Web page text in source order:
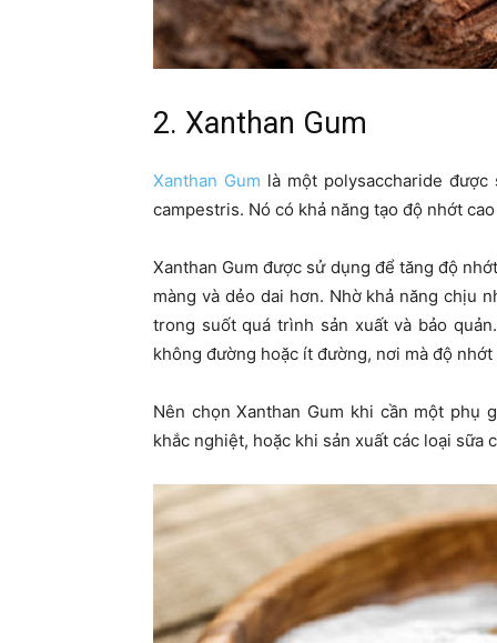
2. Xanthan Gum
Xanthan Gum là một polysaccharide
campestris. Nó có khả năng tạo độ nhớt
Xanthan Gum được sử dụng để tăng độ
màng và dẻo dai hơn. Nhờ khả năng chịu
trong suốt quá trình sản xuất và bảo
không đường hoặc ít đường, nơi mà độ
Nên chọn Xanthan Gum khi cần một
khắc nghiệt, hoặc khi sản xuất các loại sữa